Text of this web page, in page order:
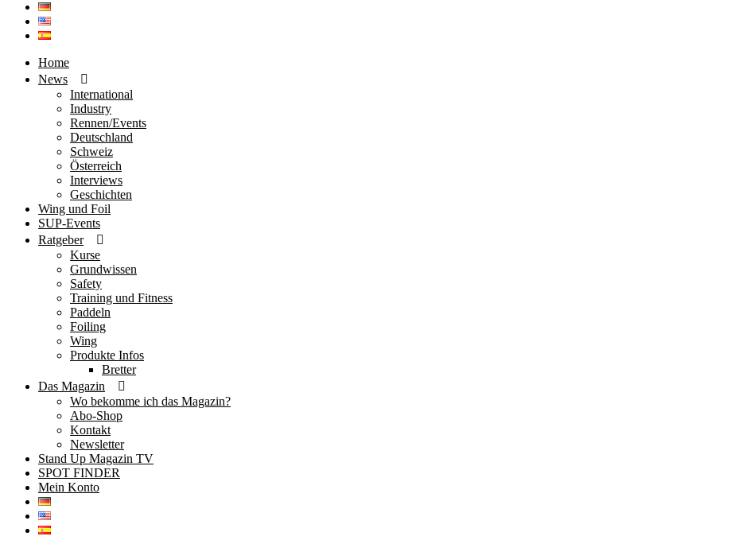
Home
News
International
Industry
Rennen/Events
Deutschland
Schweiz
Österreich
Interviews
Geschichten
Wing und Foil
SUP-Events
Ratgeber
Kurse
Grundwissen
Safety
Training und Fitness
Paddeln
Foiling
Wing
Produkte Infos
Bretter
Das Magazin
Wo bekomme ich das Magazin?
Abo-Shop
Kontakt
Newsletter
Stand Up Magazin TV
SPOT FINDER
Mein Konto